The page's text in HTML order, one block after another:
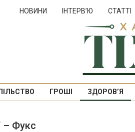
НОВИНИ ІНТЕРВ’Ю СТАТТІ
ГРОШІ ЗДОРОВ’Я
– Фукс